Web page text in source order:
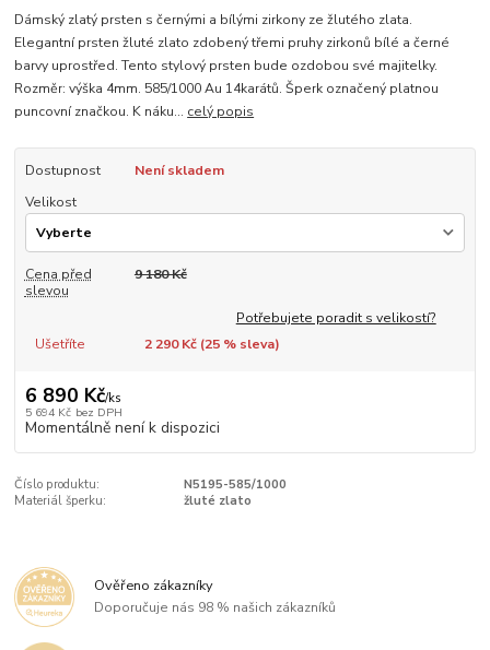
Dámský zlatý prsten s černými a bílými zirkony ze žlutého zlata.
Elegantní prsten žluté zlato zdobený třemi pruhy zirkonů bílé a černé
barvy uprostřed. Tento stylový prsten bude ozdobou své majitelky.
Rozměr: výška 4mm. 585/1000 Au 14karátů. Šperk označený platnou
puncovní značkou. K náku... celý popis
Dostupnost
Není skladem
Velikost
Cena před
slevou
9 180 Kč
Potřebujete poradit s velikostí?
Ušetříte
2 290 Kč (25% sleva)
6 890 Kč/ks
5 694 Kč bez DPH
Momentálně není k dispozici
Číslo produktu:
N5195-585/1000
Materiál šperku:
žluté zlato
Ověřeno zákazníky
Doporučuje nás 98 % našich zákazníků